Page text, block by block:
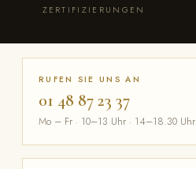
ZERTIFIZIERUNGEN
RUFEN SIE UNS AN
01 48 87 23 37
Mo – Fr · 10–13 Uhr · 14–18.30 Uhr